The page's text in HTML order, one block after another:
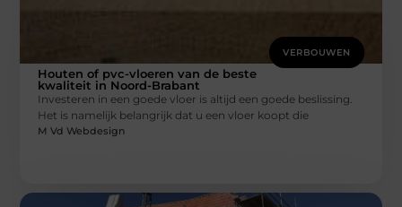
VERBOUWEN
Houten of pvc-vloeren van de beste
kwaliteit in Noord-Brabant
Investeren in een goede vloer is altijd een goede beslissing.
Het is namelijk belangrijk dat u een vloer koopt die
M Vd Webdesign